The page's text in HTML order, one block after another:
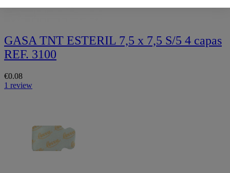
GASA TNT ESTERIL 7,5 x 7,5 S/5 4 capas
REF. 3100
€0.08
1 review